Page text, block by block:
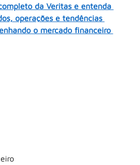
da Veritas e entenda
operações e tendências
o mercado financeiro